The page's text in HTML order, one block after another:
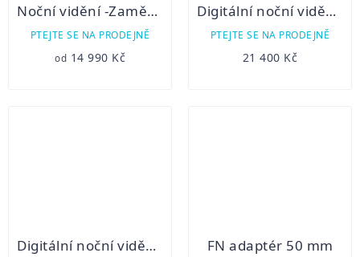
Noční vidění -Zaměřovač PARD DS35 bez přísvitu (systém den/noc)
PTEJTE SE NA PRODEJNĚ
od 14 990 Kč
Digitální noční vidění Hikmicro ALPEX 4K A50E
PTEJTE SE NA PRODEJNĚ
21 400 Kč
Digitální noční vidění Hikmicro ALPEX 4K A50EL LRF FN adaptér 50 mm